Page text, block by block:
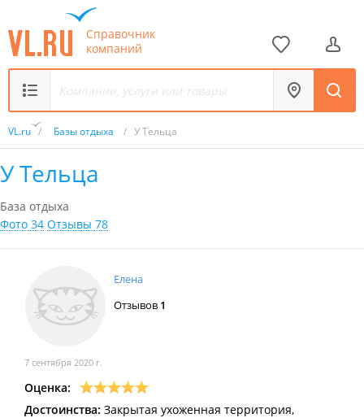
Справочник
компаний
VL.ru / Базы отдыха / У Тельца
У Тельца
База отдыха
Фото 34 Отзывы 78
Елена
Отзывов 1
7 сентября 2020 г.
Оценка:
Достоинства: Закрытая ухоженная территория,